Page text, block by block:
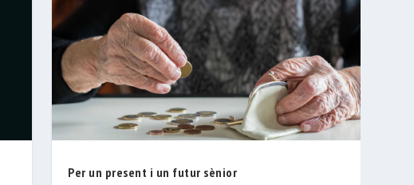
Per un present i un futur sènior